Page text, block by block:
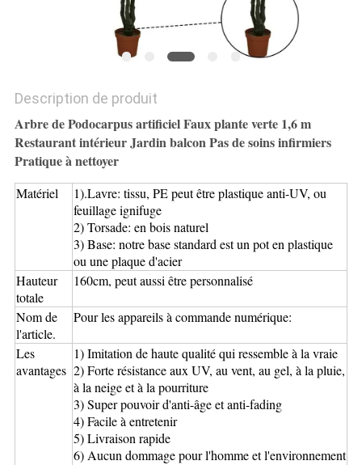
DE
CONFIDENTIALITÉ
Description de produit
Arbre de Podocarpus artificiel Faux plante verte 1,6 m
Restaurant intérieur Jardin balcon Pas de soins infirmiers
Pratique à nettoyer
Matériel
1).Lavre: tissu, PE peut être plastique anti-UV, ou
feuillage ignifuge
2) Torsade: en bois naturel
3) Base: notre base standard est un pot en plastique
ou une plaque d'acier
Hauteur
totale
160cm, peut aussi être personnalisé
Nom de
l'article.
Pour les appareils à commande numérique:
Les
avantages
1) Imita­tion de haute qualité qui ressemble à la vraie
2) Forte résistance aux UV, au vent, au gel, à la pluie,
à la neige et à la pourriture
3) Super pouvoir d'anti-âge et anti-fading
4) Facile à entretenir
5) Livraison rapide
6) Aucun dommage pour l'homme et l'environnement